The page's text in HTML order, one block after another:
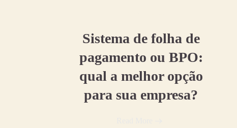
Sistema de folha de
pagamento ou BPO:
qual a melhor opção
para sua empresa?